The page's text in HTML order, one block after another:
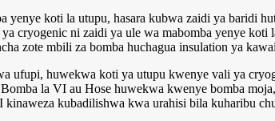
yenye koti la utupu, hasara kubwa zaidi ya baridi
cryogenic ni zaidi ya ule wa mabomba yenye
zote mbili za bomba huchagua insulation ya
ufupi, huwekwa koti ya utupu kwenye vali ya
la VI au Hose huwekwa kwenye bomba
kubadilishwa kwa urahisi bila kuharibu